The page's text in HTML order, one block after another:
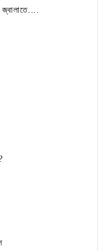
জ্বালাতে....